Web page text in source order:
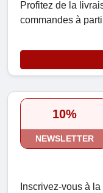
Profitez de la
commandes à
10%
NEWSLETTER
Inscrivez-vous à